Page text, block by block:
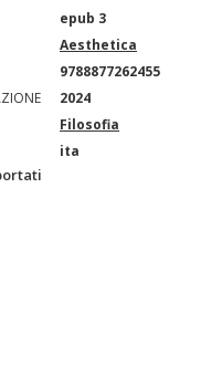
epub 3
Aesthetica
9788877262455
2024
Filosofia
ita